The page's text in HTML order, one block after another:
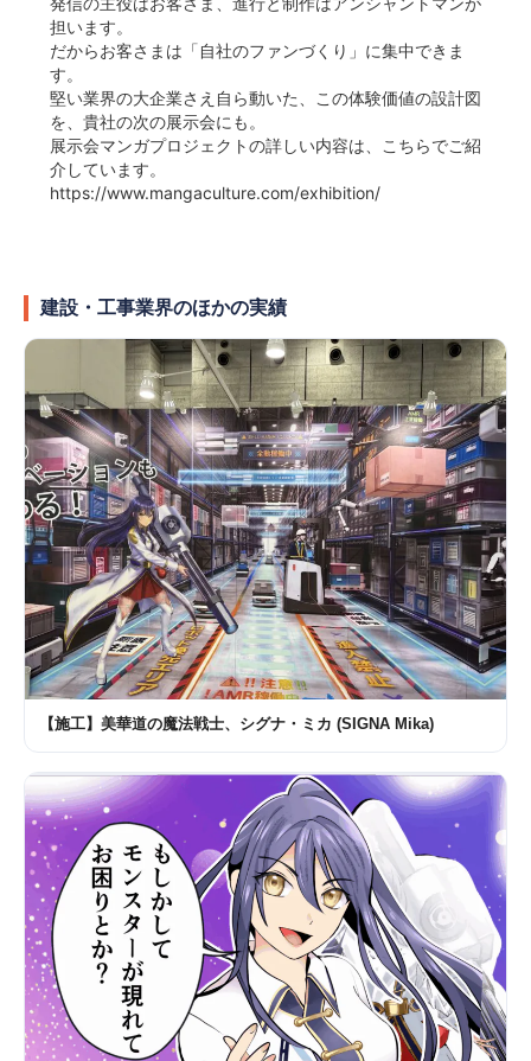
担います。
だからお客さまは「自社のファンづくり」に集中できま
す。
堅い業界の大企業さえ自ら動いた、この体験価値の設計図
を、貴社の次の展示会にも。
展示会マンガプロジェクトの詳しい内容は、こちらでご紹
介しています。
https://www.mangaculture.com/exhibition/
建設・工事業界のほかの実績
【施工】美華道の魔法戦士、シグナ・ミカ (SIGNA Mika)